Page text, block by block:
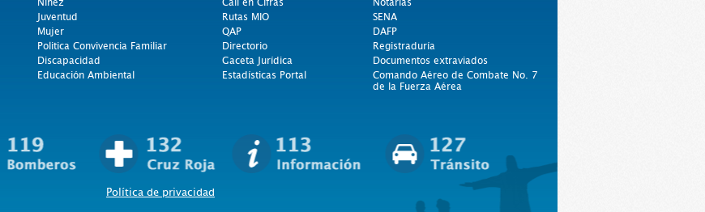
Niñez
Juventud
Mujer
Politica Convivencia Familiar
Discapacidad
Educación Ambiental
Cali en Cifras
Rutas MIO
QAP
Directorio
Gaceta Jurídica
Estadísticas Portal
Notarías
SENA
DAFP
Registraduría
Documentos extraviados
Comando Aéreo de Combate No. 7
de la Fuerza Aérea
Política de privacidad